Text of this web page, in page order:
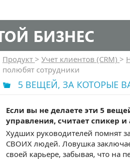
БИЗНЕС
Продукт > Учет клиентов (CRM) >
полюбят сотрудники
5 ВЕЩЕЙ, ЗА КОТОРЫЕ
Если вы не делаете эти 5
управления, считает спикер
Худших руководителей помнят
СВОИХ людей. Ловушка
своей карьере, забывая, что на